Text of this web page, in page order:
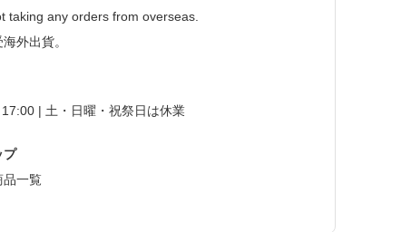
taking any orders from overseas.
外出貨。
| 土・日曜・祝祭日は休業
プ
品一覧